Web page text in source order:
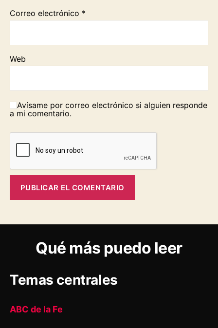
Correo electrónico *
Web
Avísame por correo electrónico si alguien responde
a mi comentario.
Qué más puedo leer
Temas centrales
ABC de la Fe